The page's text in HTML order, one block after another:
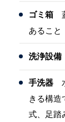
ゴミ箱
あること
洗浄設備
手洗器
きる構造
式、足踏